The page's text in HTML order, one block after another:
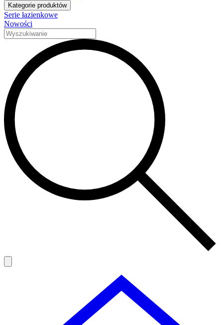
Kategorie produktów
Serie łazienkowe
Nowości